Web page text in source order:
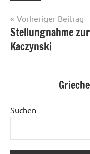
Vorheriger Beitrag
Stellungnahme
Kaczynski
Suchen